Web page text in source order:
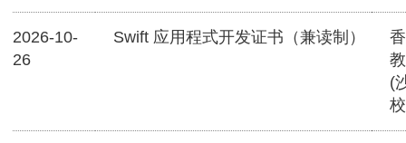
2026-10-
26
Swift 应用程式开发证书（兼读制）
(